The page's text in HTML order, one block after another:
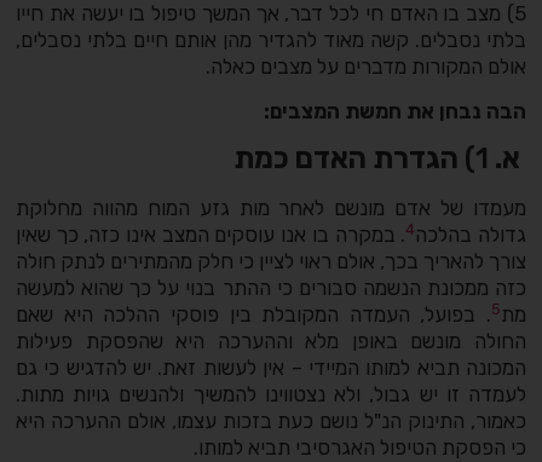
5) מצב בו האדם חי לכל דבר, אך המשך טיפול בו יעשה את חייו
בלתי נסבלים. קשה מאוד להגדיר מהן אותם חיים בלתי נסבלים,
אולם המקורות מדברים על מצבים כאלה.
הבה נבחן את חמשת המצבים:
א. 1) הגדרת האדם כמת
מעמדו של אדם מונשם לאחר מות גזע המוח מהווה מחלוקת
גדולה בהלכה 4. במקרה בו אנו עוסקים המצב אינו כזה, כך שאין
צורך להאריך בכך, אולם ראוי לציין כי חלק מהמתירים לנתק חולה
כזה ממכונת הנשמה סבורים כי ההתר בנוי על כך שהוא למעשה
מת5. בפועל, העמדה המקובלת בין פוסקי ההלכה היא שאם
החולה מונשם באופן מלא וההערכה היא שהפסקת פעילות
המכונה תביא למותו המיידי – אין לעשות זאת. יש להדגיש כי גם
לעמדה זו יש גבול, ולא נצטווינו להמשיך ולהנשים גויות מתות.
כאמור, התינוק הנ"ל נושם כעת בזכות עצמו, אולם ההערכה היא
כי הפסקת הטיפול האגרסיבי תביא למותו.